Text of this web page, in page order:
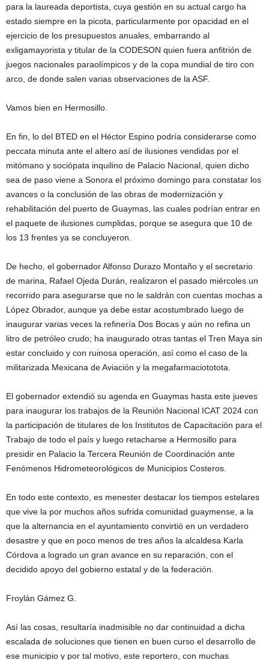
para la laureada deportista, cuya gestión en su actual cargo ha
estado siempre en la picota, particularmente por opacidad en el
ejercicio de los presupuestos anuales, embarrando al
exligamayorista y titular de la CODESON quien fuera anfitrión de
juegos nacionales paraolímpicos y de la copa mundial de tiro con
arco, de donde salen varias observaciones de la ASF.
Vamos bien en Hermosillo.
En fin, lo del BTED en el Héctor Espino podría considerarse como
peccata minuta ante el altero así de ilusiones vendidas por el
mitómano y sociópata inquilino de Palacio Nacional, quien dicho
sea de paso viene a Sonora el próximo domingo para constatar los
avances o la conclusión de las obras de modernización y
rehabilitación del puerto de Guaymas, las cuales podrían entrar en
el paquete de ilusiones cumplidas, porque se asegura que 10 de
los 13 frentes ya se concluyeron.
De hecho, el gobernador Alfonso Durazo Montaño y el secretario
de marina, Rafael Ojeda Durán, realizaron el pasado miércoles un
recorrido para asegurarse que no le saldrán con cuentas mochas a
López Obrador, aunque ya debe estar acostumbrado luego de
inaugurar varias veces la refinería Dos Bocas y aún no refina un
litro de petróleo crudo; ha inaugurado otras tantas el Tren Maya sin
estar concluido y con ruinosa operación, así como el caso de la
militarizada Mexicana de Aviación y la megafarmaciototota.
El gobernador extendió su agenda en Guaymas hasta este jueves
para inaugurar los trabajos de la Reunión Nacional ICAT 2024 con
la participación de titulares de los Institutos de Capacitación para el
Trabajo de todo el país y luego retacharse a Hermosillo para
presidir en Palacio la Tercera Reunión de Coordinación ante
Fenómenos Hidrometeorológicos de Municipios Costeros.
En todo este contexto, es menester destacar los tiempos estelares
que vive la por muchos años sufrida comunidad guaymense, a la
que la alternancia en el ayuntamiento convirtió en un verdadero
desastre y que en poco menos de tres años la alcaldesa Karla
Córdova a logrado un gran avance en su reparación, con el
decidido apoyo del gobierno estatal y de la federación.
Froylán Gámez G.
Así las cosas, resultaría inadmisible no dar continuidad a dicha
escalada de soluciones que tienen en buen curso el desarrollo de
ese municipio y por tal motivo, este reportero, con muchas